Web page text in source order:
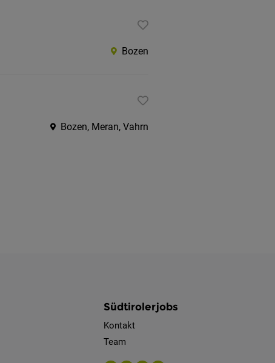
Bozen
Bozen, Meran, Vahrn
Südtirolerjobs
Kontakt
Team